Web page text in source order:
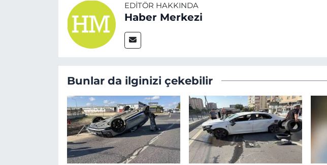
EDITÖR HAKKINDA
Haber Merkezi
Bunlar da ilginizi çekebilir